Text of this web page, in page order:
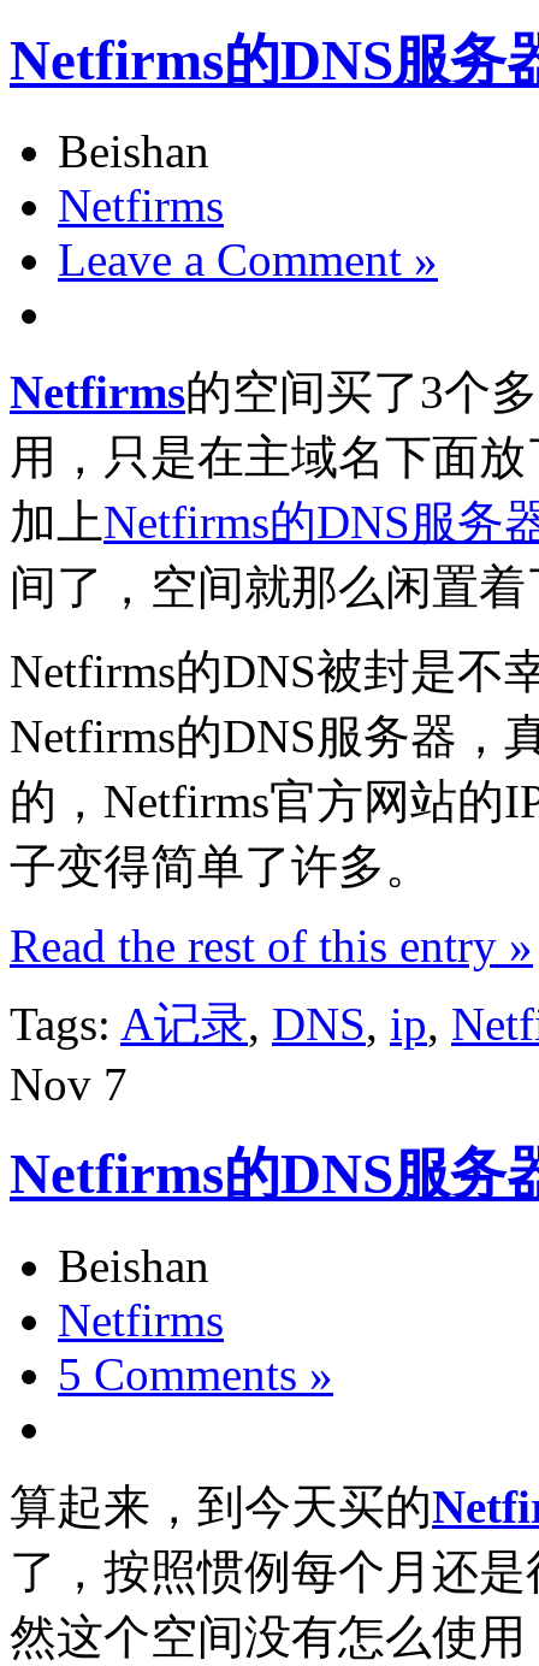
Netfirms的DNS服务
Beishan
Netfirms
Leave a Comment »
Netfirms的空间买了3个
用，只是在主域名下面
加上Netfirms的DNS服务
间了，空间就那么闲置着
Netfirms的DNS被封是不
Netfirms的DNS服务器，
的，Netfirms官方网站的
子变得简单了许多。
Read the rest of this entry »
Tags: A记录, DNS, ip,
Nov 7
Netfirms的DNS服务
Beishan
Netfirms
5 Comments »
算起来，到今天买的
了，按照惯例每个月还
然这个空间没有怎么使